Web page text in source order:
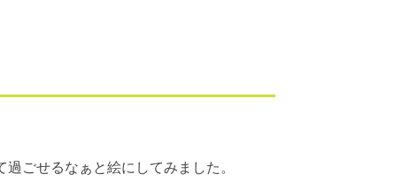
ごせるなぁと絵にしてみました。